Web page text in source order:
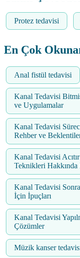
Protez tedavisi
En Çok
Anal fistül tedavisi
Kanal Tedavisi
ve Uygulamalar
Kanal Tedavisi
Rehber ve
Kanal Tedavisi
Teknikleri
Kanal Tedavisi
İçin İpuçları
Kanal Tedavisi
Çözümler
Müzik kanser